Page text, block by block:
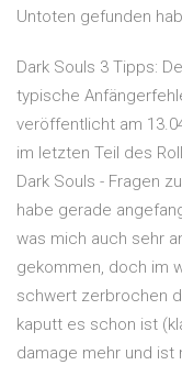
Untoten gefunden
Dark Souls 3 Tipps:
typische
veröffentlicht am
im letzten Teil des
Dark Souls - Fragen
habe gerade
was mich auch sehr
gekommen, doch im
schwert zerbrochen
kaputt es schon ist
damage mehr und ist